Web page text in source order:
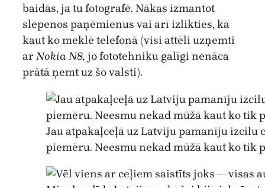
baidās, ja tu fotografē. Nākas izmantot
slepenos paņēmienus vai arī izlikties, ka
kaut ko meklē telefonā (visi attēli uzņemti
arNokia N8, jo fototehniku galīgi nenāca
prātā ņemt uz šo valsti).
Jau atpakaļceļā uz Latviju pamanīju izcilu
piemēru. Neesmu nekad mūžā kaut ko tik